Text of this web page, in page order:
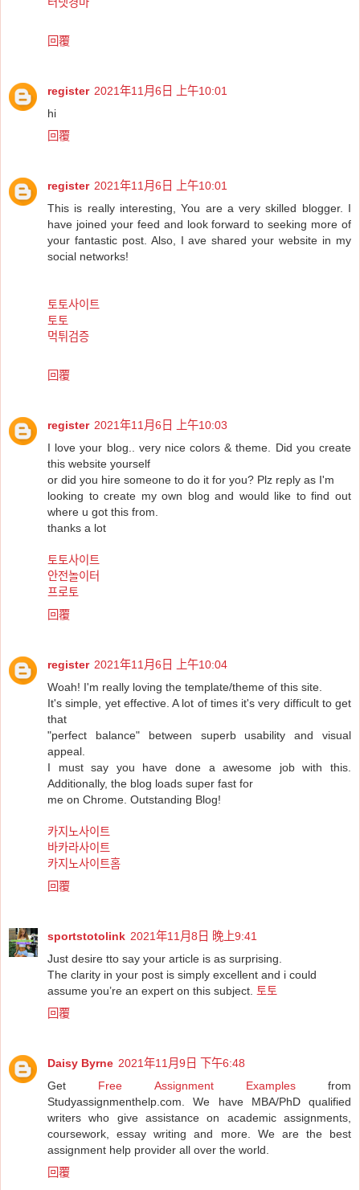
回覆
register 2021年11月6日 上午10:01
hi
回覆
register 2021年11月6日 上午10:01
This is really interesting, You are a very skilled blogger. I
have joined your feed and look forward to seeking more of
your fantastic post. Also, I ave shared your website in my
social networks!
토토사이트
토토
먹튀검증
回覆
register 2021年11月6日 上午10:03
I love your blog.. very nice colors & theme. Did you create
this website yourself
or did you hire someone to do it for you? Plz reply as I'm
looking to create my own blog and would like to find out
where u got this from.
thanks a lot
토토사이트
안전놀이터
프로토
回覆
register 2021年11月6日 上午10:04
Woah! I'm really loving the template/theme of this site.
It's simple, yet effective. A lot of times it's very difficult to get
that
"perfect balance" between superb usability and visual
appeal.
I must say you have done a awesome job with this.
Additionally, the blog loads super fast for
me on Chrome. Outstanding Blog!
카지노사이트
바카라사이트
카지노사이트홈
回覆
sportstotolink 2021年11月8日 晚上9:41
Just desire tto say your article is as surprising.
The clarity in your post is simply excellent and i could
assume you’re an expert on this subject.
토토
回覆
Daisy Byrne 2021年11月9日 下午6:48
Get Free Assignment Examplesfrom
Studyassignmenthelp.com. We have MBA/PhD qualified
writers who give assistance on academic assignments,
coursework, essay writing and more. We are the best
assignment help provider all over the world.
回覆